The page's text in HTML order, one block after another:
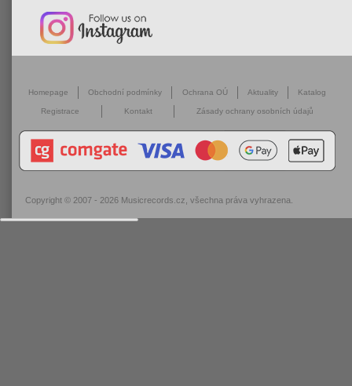
Homepage Obchodní podmínky Ochrana OÚ Aktuality Katalog
Registrace Kontakt Zásady ochrany osobních údajů
Copyright © 2007 - 2026 Musicrecords.cz , všechna práva vyhrazena.